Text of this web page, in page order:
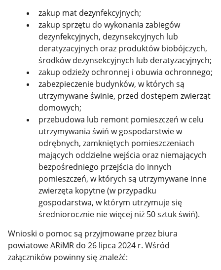
zakup mat dezynfekcyjnych;
zakup sprzętu do wykonania zabiegów
dezynfekcyjnych, dezynsekcyjnych lub
deratyzacyjnych oraz produktów biobójczych,
środków dezynsekcyjnych lub deratyzacyjnych;
zakup odzieży ochronnej i obuwia ochronnego;
zabezpieczenie budynków, w których są
utrzymywane świnie, przed dostępem zwierząt
domowych;
przebudowa lub remont pomieszczeń w celu
utrzymywania świń w gospodarstwie w
odrębnych, zamkniętych pomieszczeniach
mających oddzielne wejścia oraz niemających
bezpośredniego przejścia do innych
pomieszczeń, w których są utrzymywane inne
zwierzęta kopytne (w przypadku
gospodarstwa, w którym utrzymuje się
średniorocznie nie więcej niż 50 sztuk świń).
Wnioski o pomoc są przyjmowane przez biura
powiatowe ARiMR do 26 lipca 2024 r. Wśród
załączników powinny się znaleźć: